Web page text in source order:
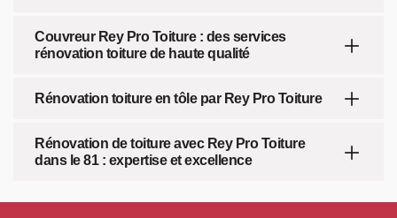
Couvreur Rey Pro Toiture : des services
rénovation toiture de haute qualité
Rénovation toiture en tôle par Rey Pro Toiture
Rénovation de toiture avec Rey Pro Toiture
dans le 81 : expertise et excellence